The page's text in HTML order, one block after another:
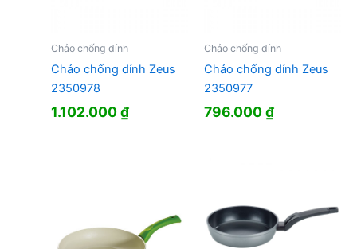
Chảo chống dính
Chảo chống dính Zeus
2350978
1.102.000₫
Chảo chống dính
Chảo chống dính Zeus
2350977
796.000₫